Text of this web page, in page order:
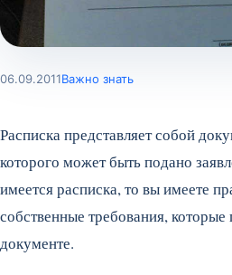
06.09.2011Важно знать
Расписка представляет собой
которого может быть подано
имеется расписка, то вы имеете
собственные требования,
документе.